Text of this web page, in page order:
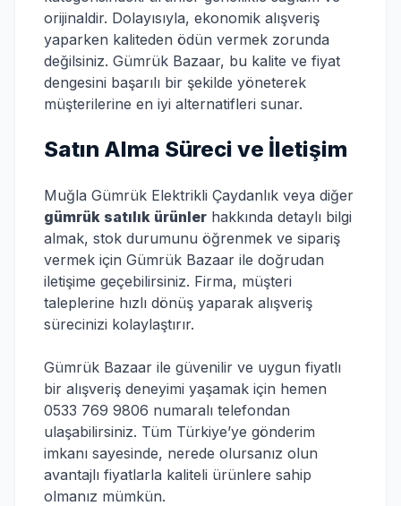
orijinaldir. Dolayısıyla, ekonomik alışveriş
yaparken kaliteden ödün vermek zorunda
değilsiniz. Gümrük Bazaar, bu kalite ve fiyat
dengesini başarılı bir şekilde yöneterek
müşterilerine en iyi alternatifleri sunar.
Satın Alma Süreci ve İletişim
Muğla Gümrük Elektrikli Çaydanlık veya diğer
gümrük satılık ürünler hakkında detaylı bilgi
almak, stok durumunu öğrenmek ve sipariş
vermek için Gümrük Bazaar ile doğrudan
iletişime geçebilirsiniz. Firma, müşteri
taleplerine hızlı dönüş yaparak alışveriş
sürecinizi kolaylaştırır.
Gümrük Bazaar ile güvenilir ve uygun fiyatlı
bir alışveriş deneyimi yaşamak için hemen
0533 769 9806 numaralı telefondan
ulaşabilirsiniz. Tüm Türkiye’ye gönderim
imkanı sayesinde, nerede olursanız olun
avantajlı fiyatlarla kaliteli ürünlere sahip
olmanız mümkün.